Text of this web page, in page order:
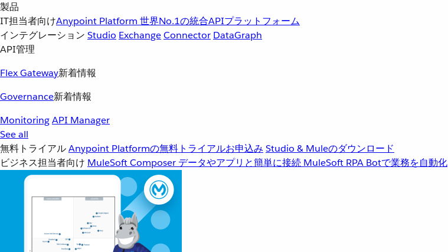
製品
IT担当者向けAnypoint Platform 世界No.1の統合APIプラットフォーム
インテグレーション Studio ExchangeConnector DataGraph
API管理
Flex Gateway新着情報
Governance新着情報
MonitoringAPI Manager
See all
無料トライアルAnypoint Platformの無料トライアルお申込み Studio & Muleのダウンロード
ビジネス担当者向け MuleSoft Composer データやアプリと簡単に接続 MuleSoft RPA Botで業務を自動化